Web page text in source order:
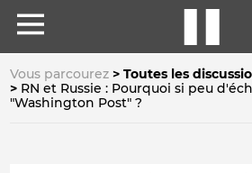
Vous parcourez
Toutes les
RN et Russie : Pourquoi si peu
"Washington Post" ?